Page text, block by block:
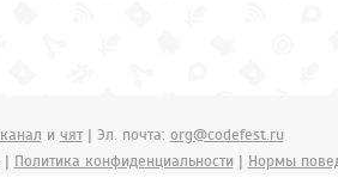
канал и чят| Эл. почта: org@codefest.ru
| Политика конфиденциальности | Нормы